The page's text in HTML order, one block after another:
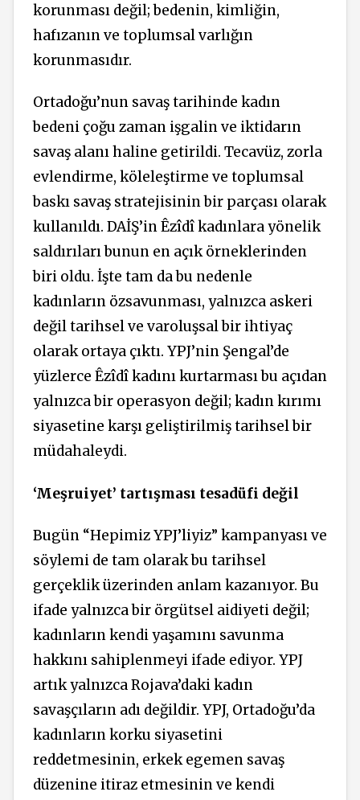
korunması değil; bedenin, kimliğin,
hafızanın ve toplumsal varlığın
korunmasıdır.
Ortadoğu’nun savaş tarihinde kadın
bedeni çoğu zaman işgalin ve iktidarın
savaş alanı haline getirildi. Tecavüz, zorla
evlendirme, köleleştirme ve toplumsal
baskı savaş stratejisinin bir parçası olarak
kullanıldı. DAİŞ’in Êzîdî kadınlara yönelik
saldırıları bunun en açık örneklerinden
biri oldu. İşte tam da bu nedenle
kadınların özsavunması, yalnızca askeri
değil tarihsel ve varoluşsal bir ihtiyaç
olarak ortaya çıktı. YPJ’nin Şengal’de
yüzlerce Êzîdî kadını kurtarması bu açıdan
yalnızca bir operasyon değil; kadın kırımı
siyasetine karşı geliştirilmiş tarihsel bir
müdahaleydi.
‘Meşruiyet’ tartışması tesadüfi değil
Bugün “Hepimiz YPJ’liyiz” kampanyası ve
söylemi de tam olarak bu tarihsel
gerçeklik üzerinden anlam kazanıyor. Bu
ifade yalnızca bir örgütsel aidiyeti değil;
kadınların kendi yaşamını savunma
hakkını sahiplenmeyi ifade ediyor. YPJ
artık yalnızca Rojava’daki kadın
savaşçıların adı değildir. YPJ, Ortadoğu’da
kadınların korku siyasetini
reddetmesinin, erkek egemen savaş
düzenine itiraz etmesinin ve kendi